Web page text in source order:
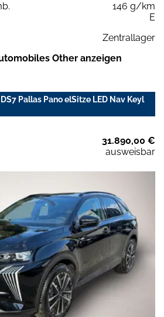
146 g/km
E
Zentrallager
Other anzeigen
Pallas Pano elSitze LED Nav Keyl
31.890,00 €
ausweisbar